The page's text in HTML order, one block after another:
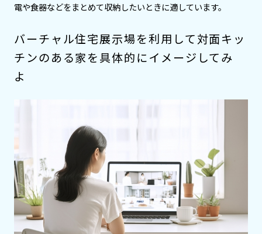
電や食器などをまとめて収納したいときに適しています。
バーチャル住宅展示場を利用して対面キッ
チンのある家を具体的にイメージしてみ
よ